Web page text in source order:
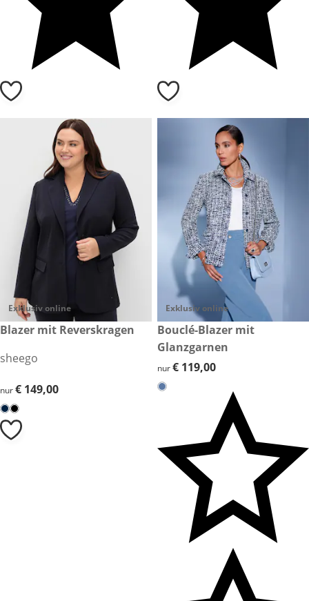
Exklusiv online
€ 149,00
Blazer mit Reverskragen
sheego
€ 149,00
nur€ 149,00
Exklusiv online
€ 119,00
Bouclé-Blazer mit
Glanzgarnen
€ 119,00
nur€ 119,00